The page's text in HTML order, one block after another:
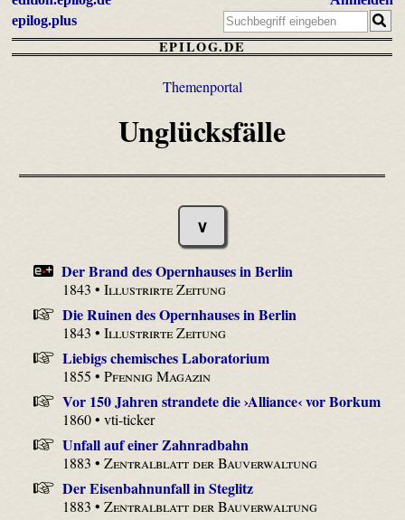
epilog.plus
EPILOG.DE
Themenportal
Unglücksfälle
∨
Der Brand des Opernhauses in Berlin
1843 •Illustrirte Zeitung
Die Ruinen des Opernhauses in Berlin
1843 •Illustrirte Zeitung
Liebigs chemisches Laboratorium
1855 •Pfennig Magazin
Vor 150 Jahren strandete die ›Alliance‹ vor Borkum
1860 • vti-ticker
Unfall auf einer Zahnradbahn
1883 •Zentralblatt der Bauverwaltung
Der Eisenbahnunfall in Steglitz
1883 •Zentralblatt der Bauverwaltung